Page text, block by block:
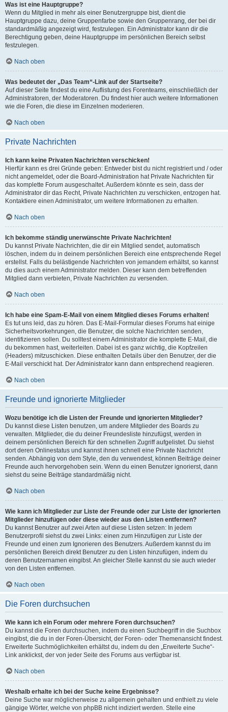
Was ist eine Hauptgruppe?
Wenn du Mitglied in mehr als einer Benutzergruppe bist, dient die
Hauptgruppe dazu, deine Gruppenfarbe sowie den Gruppenrang, der bei dir
standardmäßig angezeigt wird, festzulegen. Ein Administrator kann dir die
Berechtigung geben, deine Hauptgruppe im persönlichen Bereich selbst
festzulegen.
Nach oben
Was bedeutet der „Das Team“-Link auf der Startseite?
Auf dieser Seite findest du eine Auflistung des Forenteams, einschließlich der
Administratoren, der Moderatoren. Du findest hier auch weitere Informationen
wie die Foren, die diese im Einzelnen moderieren.
Nach oben
Private Nachrichten
Ich kann keine Privaten Nachrichten verschicken!
Hierfür kann es drei Gründe geben: Entweder bist du nicht registriert und / oder
nicht angemeldet, oder die Board-Administration hat Private Nachrichten für
das komplette Forum ausgeschaltet. Außerdem könnte es sein, dass der
Administrator dir das Recht, Private Nachrichten zu verschicken, entzogen hat.
Kontaktiere einen Administrator, um weitere Informationen zu erhalten.
Nach oben
Ich bekomme ständig unerwünschte Private Nachrichten!
Du kannst Private Nachrichten, die dir ein Mitglied sendet, automatisch
löschen, indem du in deinem persönlichen Bereich eine entsprechende Regel
erstellst. Falls du belästigende Nachrichten von jemandem erhältst, so kannst
du dies auch einem Administrator melden. Dieser kann dem betreffenden
Mitglied dann verbieten, Private Nachrichten zu versenden.
Nach oben
Ich habe eine Spam-E-Mail von einem Mitglied dieses Forums erhalten!
Es tut uns leid, das zu hören. Das E-Mail-Formular dieses Forums hat einige
Sicherheitsvorkehrungen, die Benutzer, die solche Nachrichten senden,
identifizieren sollen. Du solltest einem Administrator die komplette E-Mail, die
du bekommen hast, weiterleiten. Dabei ist es ganz wichtig, die Kopfzeilen
(Headers) mitzuschicken. Diese enthalten Details über den Benutzer, der die
E-Mail verschickt hat. Der Administrator kann dann entsprechend reagieren.
Nach oben
Freunde und ignorierte Mitglieder
Wozu benötige ich die Listen der Freunde und ignorierten Mitglieder?
Du kannst diese Listen benutzen, um andere Mitglieder des Boards zu
verwalten. Mitglieder, die du deiner Freundesliste hinzufügst, werden in
deinem persönlichen Bereich für den schnellen Zugriff aufgelistet. Du siehst
dort deren Onlinestatus und kannst ihnen schnell eine Private Nachricht
senden. Abhängig von dem Style, den du verwendest, können Beiträge deiner
Freunde auch hervorgehoben sein. Wenn du einen Benutzer ignorierst, dann
siehst du seine Beiträge standardmäßig nicht.
Nach oben
Wie kann ich Mitglieder zur Liste der Freunde oder zur Liste der ignorierten
Mitglieder hinzufügen oder diese wieder aus den Listen entfernen?
Du kannst Benutzer auf zwei Arten auf diese Listen setzen: In jedem
Benutzerprofil siehst du zwei Links: einen zum Hinzufügen zur Liste der
Freunde und einen zum Ignorieren des Benutzers. Außerdem kannst du im
persönlichen Bereich direkt Benutzer zu den Listen hinzufügen, indem du
deren Benutzernamen eingibst. An gleicher Stelle kannst du sie auch wieder
von den Listen entfernen.
Nach oben
Die Foren durchsuchen
Wie kann ich ein Forum oder mehrere Foren durchsuchen?
Du kannst die Foren durchsuchen, indem du einen Suchbegriff in die Suchbox
eingibst, die du in der Foren-Übersicht, der Foren- oder Themenansicht findest.
Erweiterte Suchmöglichkeiten erhältst du, indem du den „Erweiterte Suche“-
Link anklickst, der von jeder Seite des Forums aus verfügbar ist.
Nach oben
Weshalb erhalte ich bei der Suche keine Ergebnisse?
Deine Suche war möglicherweise zu allgemein gehalten und enthielt zu viele
gängige Wörter, welche von phpBB nicht indiziert werden. Stelle eine